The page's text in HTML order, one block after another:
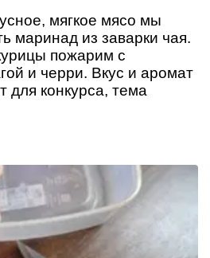
мягкое мясо мы
маринад из заварки чая.
пожарим с
и черри. Вкус и аромат
для конкурса, тема